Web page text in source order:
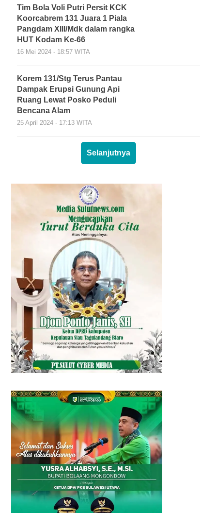
Tim Bola Voli Putri Persit KCK
Koorcabrem 131 Juara 1 Piala
Pangdam XIII/Mdk dalam rangka
HUT Kodam Ke-66
16 Mei 2024 - 18:57 WITA
Korem 131/Stg Terus Pantau
Dampak Erupsi Gunung Api
Ruang Lewat Posko Peduli
Bencana Alam
25 April 2024 - 17:13 WITA
Selanjutnya